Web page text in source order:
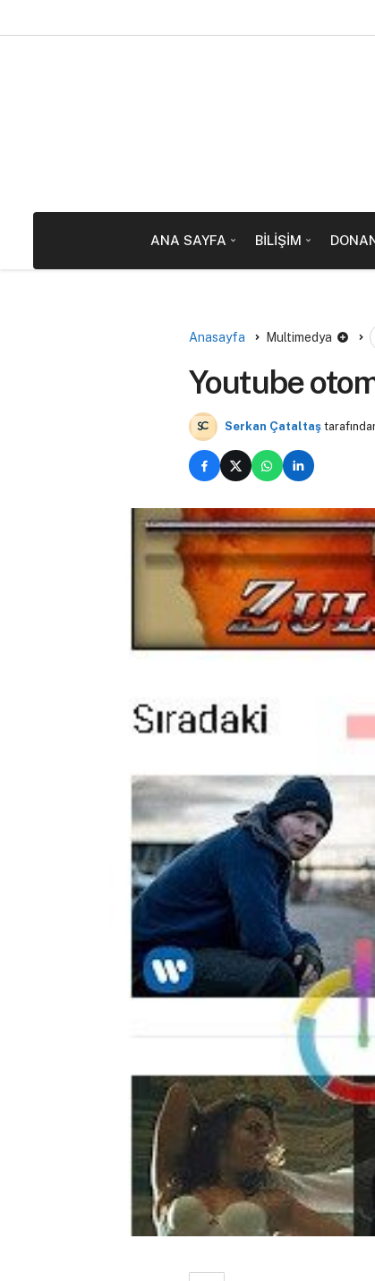
ANA SAYFA BILIŞIM
Anasayfa Multimedya
Youtube
Serkan Çataltaş